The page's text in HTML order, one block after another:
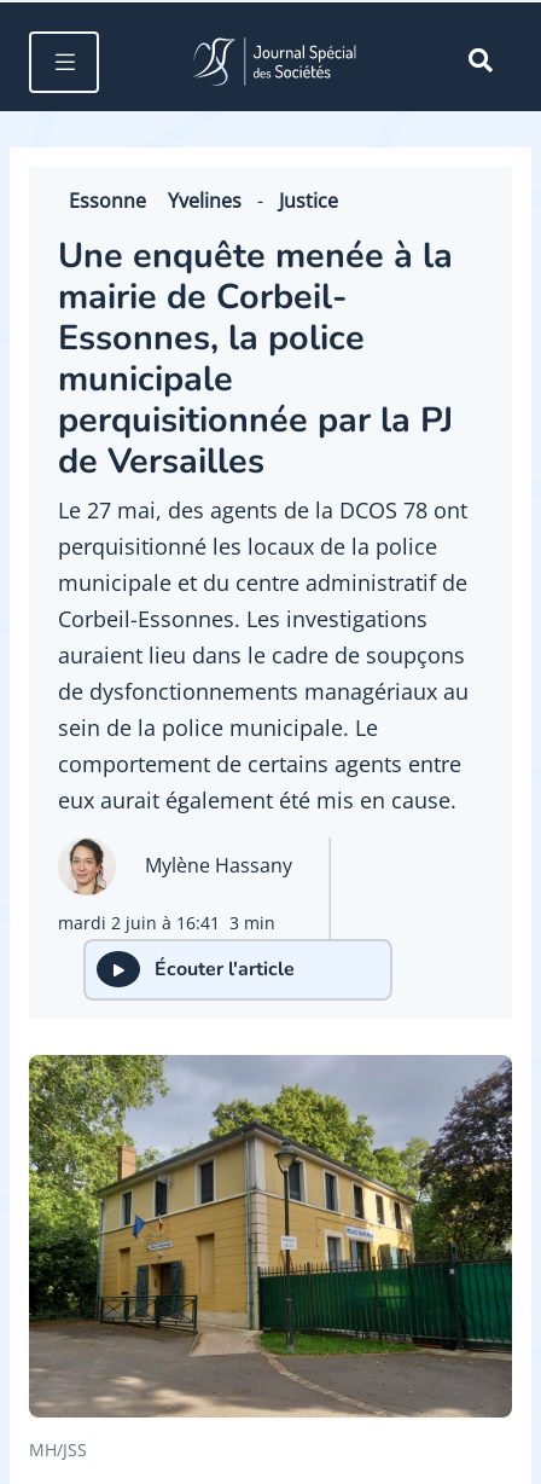
Essonne Yvelines - Justice
Une enquête menée à la
mairie de Corbeil-
Essonnes, la police
municipale
perquisitionnée par la PJ
de Versailles
Le 27 mai, des agents de la DCOS 78 ont
perquisitionné les locaux de la police
municipale et du centre administratif de
Corbeil-Essonnes. Les investigations
auraient lieu dans le cadre de soupçons
de dysfonctionnements managériaux au
sein de la police municipale. Le
comportement de certains agents entre
eux aurait également été mis en cause.
Mylène Hassany
mardi 2 juin à 16:41 3 min
Écouter l'article
MH/JSS